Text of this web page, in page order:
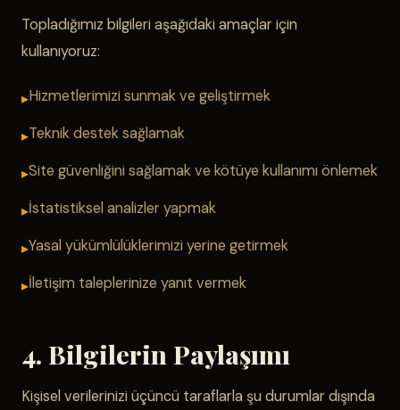
Topladığımız bilgileri aşağıdaki amaçlar için
kullanıyoruz:
Hizmetlerimizi sunmak ve geliştirmek
Teknik destek sağlamak
Site güvenliğini sağlamak ve kötüye kullanımı önlemek
İstatistiksel analizler yapmak
Yasal yükümlülüklerimizi yerine getirmek
İletişim taleplerinize yanıt vermek
4. Bilgilerin Paylaşımı
Kişisel verilerinizi üçüncü taraflarla şu durumlar dışında